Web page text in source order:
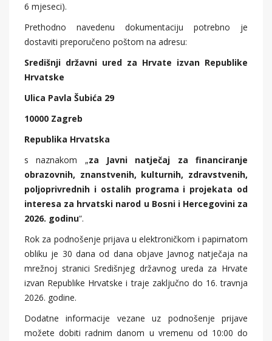
6 mjeseci).
Prethodno navedenu dokumentaciju potrebno je
dostaviti preporučeno poštom na adresu:
Središnji državni ured za Hrvate izvan Republike
Hrvatske
Ulica Pavla Šubića 29
10000 Zagreb
Republika Hrvatska
s naznakom „za Javni natječaj za financiranje
obrazovnih, znanstvenih, kulturnih, zdravstvenih,
poljoprivrednih i ostalih programa i projekata od
interesa za hrvatski narod u Bosni i Hercegovini za
2026. godinu“.
Rok za podnošenje prijava u elektroničkom i papirnatom
obliku je 30 dana od dana objave Javnog natječaja na
mrežnoj stranici Središnjeg državnog ureda za Hrvate
izvan Republike Hrvatske i traje zaključno do 16. travnja
2026. godine.
Dodatne informacije vezane uz podnošenje prijave
možete dobiti radnim danom u vremenu od 10:00 do